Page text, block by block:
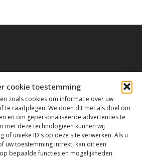
cookie toestemming
zoals cookies om informatie over uw
te raadplegen. We doen dit met als doel om
en om gepersonaliseerde advertenties te
met deze technologieën kunnen wij
of unieke ID's op deze site verwerken. Als u
uw toestemming intrekt, kan dit een
bepaalde functies en mogelijkheden.
EW Delft